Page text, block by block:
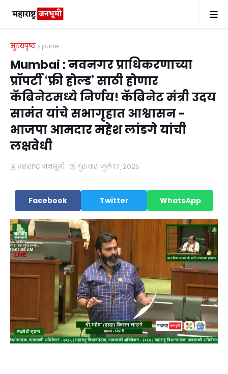
मुख्यपृष्ठ pune
Mumbai : नवनगर प्राधिकरणाच्या
प्रॉपर्टी ‘फ्री होल्ड’ साठी होणार
कॅबिनेटमध्ये निर्णय! कॅबिनेट मंत्री उदय
सामंत यांचे सभागृहात आश्वासन -
भाजपा आमदार महेश लांडगे यांची
लक्षवेधी
महाराष्ट्र जनभूमी गुरुवार, जुलै १७, २०२५
Facebook Twitter WhatsApp